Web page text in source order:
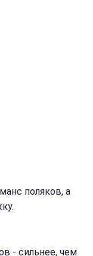
поляков, а
- сильнее, чем